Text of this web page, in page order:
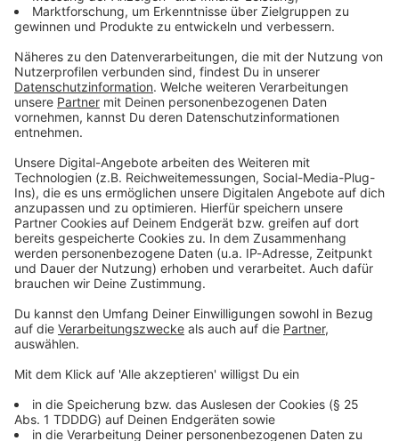
Du möchtest uns etwas sagen?
Studio Hotline
Kontaktformular
Sprachnachricht
© dpa-infocom, dpa:260623-930-267025/1
Bayern